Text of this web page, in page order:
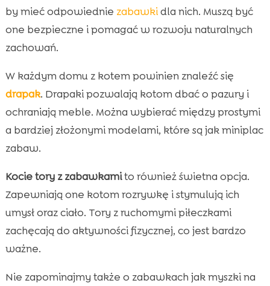
by mieć odpowiednie zabawkidla nich. Muszą być
one bezpieczne i pomagać w rozwoju naturalnych
zachowań.
W każdym domu z kotem powinien znaleźć się
drapak. Drapaki pozwalają kotom dbać o pazury i
ochraniają meble. Można wybierać między prostymi
a bardziej złożonymi modelami, które są jak miniplac
zabaw.
Kocie tory z zabawkamito również świetna opcja.
Zapewniają one kotom rozrywkę i stymulują ich
umysł oraz ciało. Tory z ruchomymi piłeczkami
zachęcają do aktywności fizycznej, co jest bardzo
ważne.
Nie zapominajmy także o zabawkach jak myszki na